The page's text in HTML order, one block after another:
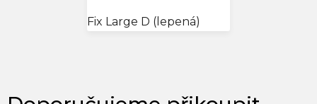
Fix Large D (lepená)